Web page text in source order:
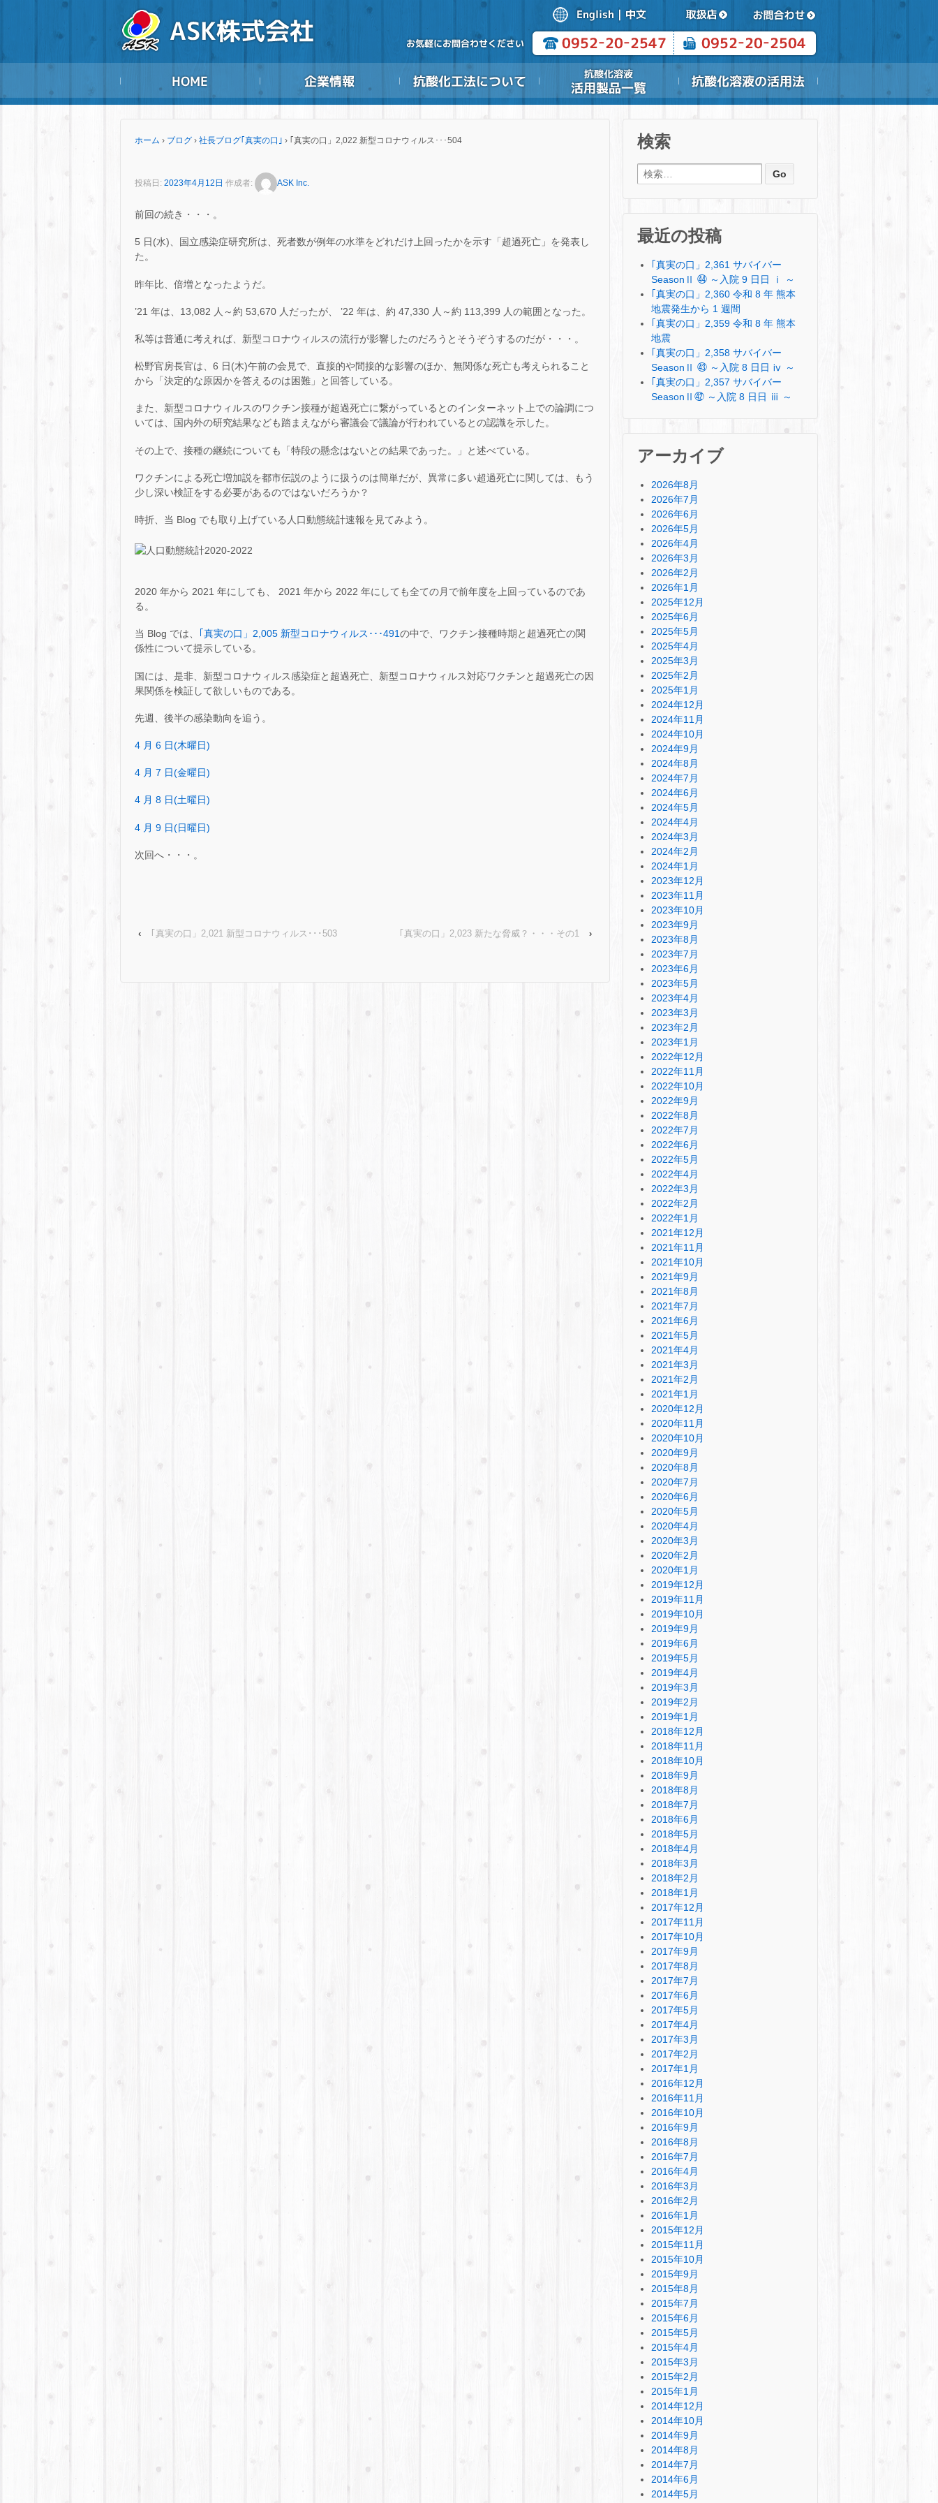
ホーム › ブログ › 社長ブログ｢真実の口｣ › ｢真実の口」2,022 新型コロナウィルス･･･504
投稿日: 2023年4月12日 作成者: ASK Inc.
前回の続き・・・。
5 日(水)、国立感染症研究所は、死者数が例年の水準をどれだけ上回ったかを示す「超過死亡」を発表し
た。
昨年比、倍増となったようだ。
’21 年は、13,082 人～約 53,670 人だったが、 ’22 年は、約 47,330 人～約 113,399 人の範囲となった。
私等は普通に考えれば、新型コロナウィルスの流行が影響したのだろうとそうぞうするのだが・・・。
松野官房長官は、6 日(木)午前の会見で、直接的や間接的な影響のほか、無関係な死亡も考えられること
から「決定的な原因かを答えるのは困難」と回答している。
また、新型コロナウィルスのワクチン接種が超過死亡に繋がっているとのインターネット上での論調につ
いては、国内外の研究結果なども踏まえながら審議会で議論が行われているとの認識を示した。
その上で、接種の継続についても「特段の懸念はないとの結果であった。」と述べている。
ワクチンによる死亡増加説を都市伝説のように扱うのは簡単だが、異常に多い超過死亡に関しては、もう
少し深い検証をする必要があるのではないだろうか？
時折、当 Blog でも取り上げている人口動態統計速報を見てみよう。
2020 年から 2021 年にしても、 2021 年から 2022 年にしても全ての月で前年度を上回っているのであ
る。
当 Blog では、 ｢真実の口」2,005 新型コロナウィルス･･･491の中で、ワクチン接種時期と超過死亡の関
係性について提示している。
国には、是非、新型コロナウィルス感染症と超過死亡、新型コロナウィルス対応ワクチンと超過死亡の因
果関係を検証して欲しいものである。
先週、後半の感染動向を追う。
4 月 6 日(木曜日)
4 月 7 日(金曜日)
4 月 8 日(土曜日)
4 月 9 日(日曜日)
次回へ・・・。
‹ ｢真実の口」2,021 新型コロナウィルス･･･503 ｢真実の口」2,023 新たな脅威？・・・その1 ›
検索
検索:
最近の投稿
｢真実の口」2,361 サバイバー
SeasonⅡ ㊹ ～入院 9 日日 ⅰ ～
｢真実の口」2,360 令和 8 年 熊本
地震発生から 1 週間
｢真実の口」2,359 令和 8 年 熊本
地震
｢真実の口」2,358 サバイバー
SeasonⅡ ㊸ ～入院 8 日日 ⅳ ～
｢真実の口」2,357 サバイバー
SeasonⅡ㊷ ～入院 8 日日 ⅲ ～
アーカイブ
2026年8月
2026年7月
2026年6月
2026年5月
2026年4月
2026年3月
2026年2月
2026年1月
2025年12月
2025年6月
2025年5月
2025年4月
2025年3月
2025年2月
2025年1月
2024年12月
2024年11月
2024年10月
2024年9月
2024年8月
2024年7月
2024年6月
2024年5月
2024年4月
2024年3月
2024年2月
2024年1月
2023年12月
2023年11月
2023年10月
2023年9月
2023年8月
2023年7月
2023年6月
2023年5月
2023年4月
2023年3月
2023年2月
2023年1月
2022年12月
2022年11月
2022年10月
2022年9月
2022年8月
2022年7月
2022年6月
2022年5月
2022年4月
2022年3月
2022年2月
2022年1月
2021年12月
2021年11月
2021年10月
2021年9月
2021年8月
2021年7月
2021年6月
2021年5月
2021年4月
2021年3月
2021年2月
2021年1月
2020年12月
2020年11月
2020年10月
2020年9月
2020年8月
2020年7月
2020年6月
2020年5月
2020年4月
2020年3月
2020年2月
2020年1月
2019年12月
2019年11月
2019年10月
2019年9月
2019年6月
2019年5月
2019年4月
2019年3月
2019年2月
2019年1月
2018年12月
2018年11月
2018年10月
2018年9月
2018年8月
2018年7月
2018年6月
2018年5月
2018年4月
2018年3月
2018年2月
2018年1月
2017年12月
2017年11月
2017年10月
2017年9月
2017年8月
2017年7月
2017年6月
2017年5月
2017年4月
2017年3月
2017年2月
2017年1月
2016年12月
2016年11月
2016年10月
2016年9月
2016年8月
2016年7月
2016年4月
2016年3月
2016年2月
2016年1月
2015年12月
2015年11月
2015年10月
2015年9月
2015年8月
2015年7月
2015年6月
2015年5月
2015年4月
2015年3月
2015年2月
2015年1月
2014年12月
2014年10月
2014年9月
2014年8月
2014年7月
2014年6月
2014年5月